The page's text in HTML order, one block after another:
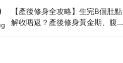
【產後修身全攻略】生完B個肚點
解收唔返？產後修身黃金期、腹直